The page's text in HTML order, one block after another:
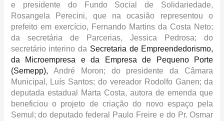
e presidente do Fundo Social de Solidariedade,
Rosangela Perecini, que na ocasião representou o
prefeito em exercício, Fernando Martins da Costa Neto;
da secretária de Parcerias, Jessica Pedrosa; do
secretário interino da Secretaria de Empreendedorismo,
da Microempresa e da Empresa de Pequeno Porte
(Semepp), André Moron; do presidente da Câmara
Municipal, Luís Santos; do vereador Rodolfo Ganen; da
deputada estadual Marta Costa, autora de emenda que
beneficiou o projeto de criação do novo espaço pela
Semul; do deputado federal Paulo Freire e do Pr. Osmar